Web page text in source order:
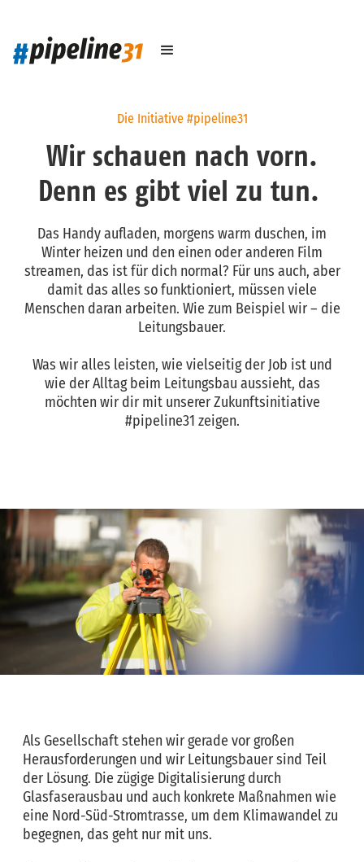
Die Initiative #pipeline31
Wir schauen nach vorn.
Denn es gibt viel zu tun.
Das Handy aufladen, morgens warm duschen, im
Winter heizen und den einen oder anderen Film
streamen, das ist für dich normal? Für uns auch, aber
damit das alles so funktioniert, müssen viele
Menschen daran arbeiten. Wie zum Beispiel wir – die
Leitungsbauer.
Was wir alles leisten, wie vielseitig der Job ist und
wie der Alltag beim Leitungsbau aussieht, das
möchten wir dir mit unserer Zukunftsinitiative
#pipeline31 zeigen.
Als Gesellschaft stehen wir gerade vor großen
Herausforderungen und wir Leitungsbauer sind Teil
der Lösung. Die zügige Digitalisierung durch
Glasfaserausbau und auch konkrete Maßnahmen wie
eine Nord-Süd-Stromtrasse, um dem Klimawandel zu
begegnen, das geht nur mit uns.